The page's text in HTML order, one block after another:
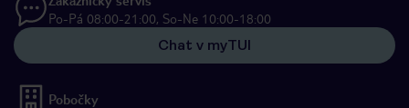
Po-Pá 08:00-21:00, So-Ne 10:00-18:00
Chat v myTUI
Pobočky